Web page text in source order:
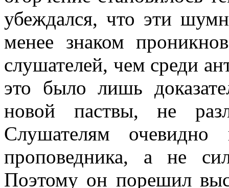
убеждался, что эти
менее знаком
слушателей, чем среди
это было лишь
новой паствы, не
Слушателям очевидно
проповедника, а не
Поэтому он порешил